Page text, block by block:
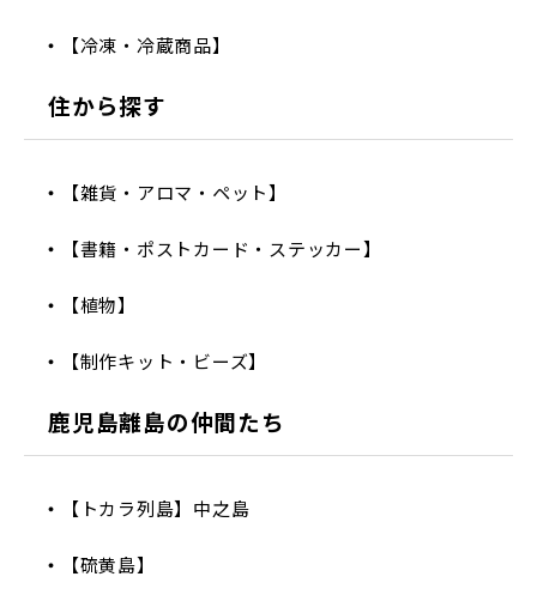
【冷凍・冷蔵商品】
住から探す
【雑貨・アロマ・ペット】
【書籍・ポストカード・ステッカー】
【植物】
【制作キット・ビーズ】
鹿児島離島の仲間たち
【トカラ列島】中之島
【硫黄島】